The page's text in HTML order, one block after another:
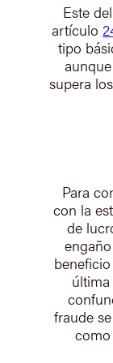
Este
artículo
tipo
supera
Para
con la
de
fraude